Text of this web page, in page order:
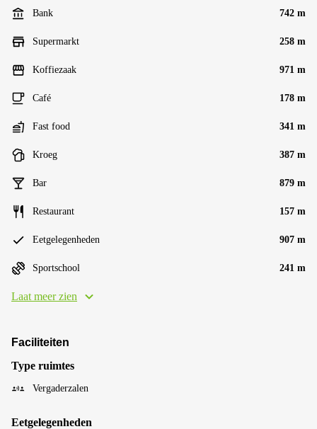
Bank 742 m
Supermarkt 258 m
Koffiezaak 971 m
Café 178 m
Fast food 341 m
Kroeg 387 m
Bar 879 m
Restaurant 157 m
Eetgelegenheden 907 m
Sportschool 241 m
Laat meer zien
Faciliteiten
Type ruimtes
Vergaderzalen
Eetgelegenheden